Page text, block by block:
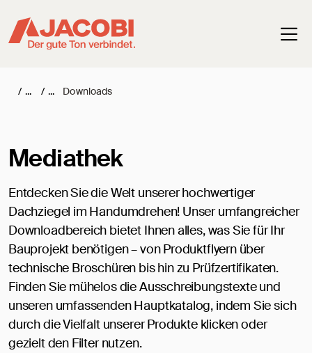
/ / Downloads
Mediathek
Entdecken Sie die Welt unserer hochwertiger
Dachziegel im Handumdrehen! Unser umfangreicher
Downloadbereich bietet Ihnen alles, was Sie für Ihr
Bauprojekt benötigen – von Produktflyern über
technische Broschüren bis hin zu Prüfzertifikaten.
Finden Sie mühelos die Ausschreibungstexte und
unseren umfassenden Hauptkatalog, indem Sie sich
durch die Vielfalt unserer Produkte klicken oder
gezielt den Filter nutzen.